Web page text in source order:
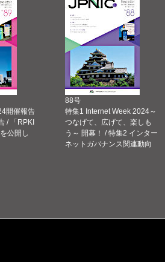
開催報告
/ 「RPKI
公開し
88号
特集1 Internet Week 2024～
つなげて、広げて、楽しも
う～ 開幕！ / 特集2 インター
ネットガバナンス関連動向